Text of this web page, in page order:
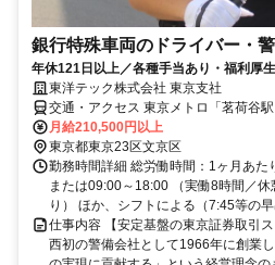
銀行特殊車両のドライバー・
年休121日以上／各種手当あり・福利厚
東洋テック株式会社 東京支社
交通・アクセス 東京メトロ「茗荷谷
月給210,500円以上
東京都東京23区文京区
勤務時間詳細 総労働時間：1ヶ月あた
または09:00～18:00 （実働8時間／
り） ほか、シフトによる（7:45等の
仕事内容 【安定基盤の東京証券取引
西初の警備会社として1966年に創業